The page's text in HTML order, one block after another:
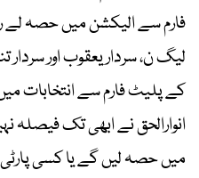
فارم سے الیکشن میں حصہ لے
لیگ ن، سردار یعقوب اور سردار
کے پلیٹ فارم سے انتخابات
انوارالحق نے ابھی تک فیصلہ
میں حصہ لیں گے یا کسی